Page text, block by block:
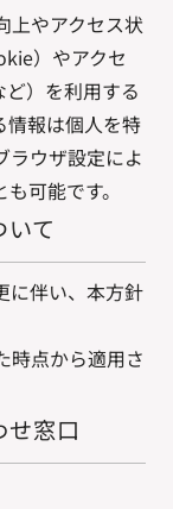
上やアクセス状
）やアクセ
）を利用する
情報は個人を特
ラウザ設定によ
可能です。
て
に伴い、本方針
時点から適用さ
窓口